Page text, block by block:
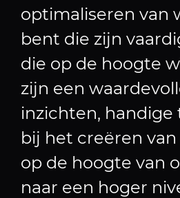
optimaliseren van
bent die zijn
die op de hoogte
zijn een
inzichten, handige
bij het creëren
op de hoogte van
naar een hoger